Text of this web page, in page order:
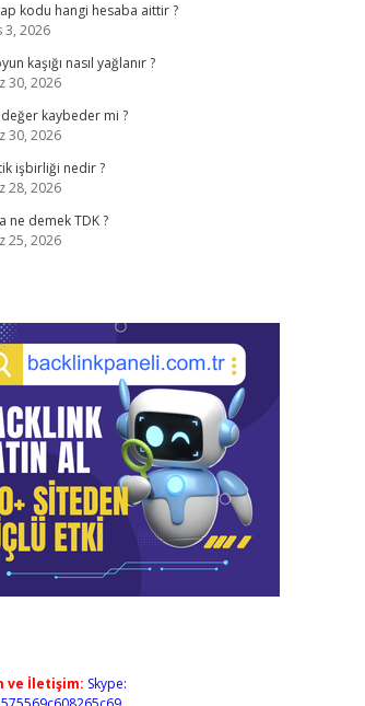
kodu hangi hesaba aittir ?
3, 2026
kaşığı nasıl yağlanır ?
30, 2026
kaybeder mi ?
30, 2026
işbirliği nedir ?
28, 2026
ne demek TDK ?
25, 2026
ve İletişim: Skype: